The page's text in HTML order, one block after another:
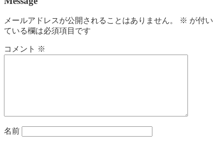
メールアドレスが公開されることはありません。 ※ が付い
ている欄は必須項目です
コメント ※
名前